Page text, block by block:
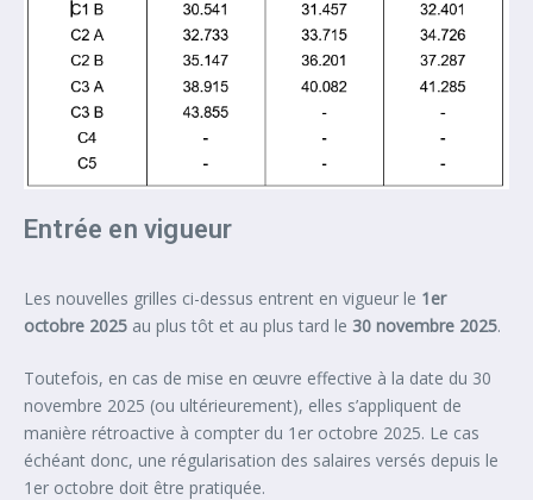
Entrée en vigueur
Les nouvelles grilles ci-dessus entrent en vigueur le 1er
octobre 2025 au plus tôt et au plus tard le 30 novembre 2025.
Toutefois, en cas de mise en œuvre effective à la date du 30
novembre 2025 (ou ultérieurement), elles s’appliquent de
manière rétroactive à compter du 1er octobre 2025. Le cas
échéant donc, une régularisation des salaires versés depuis le
1er octobre doit être pratiquée.